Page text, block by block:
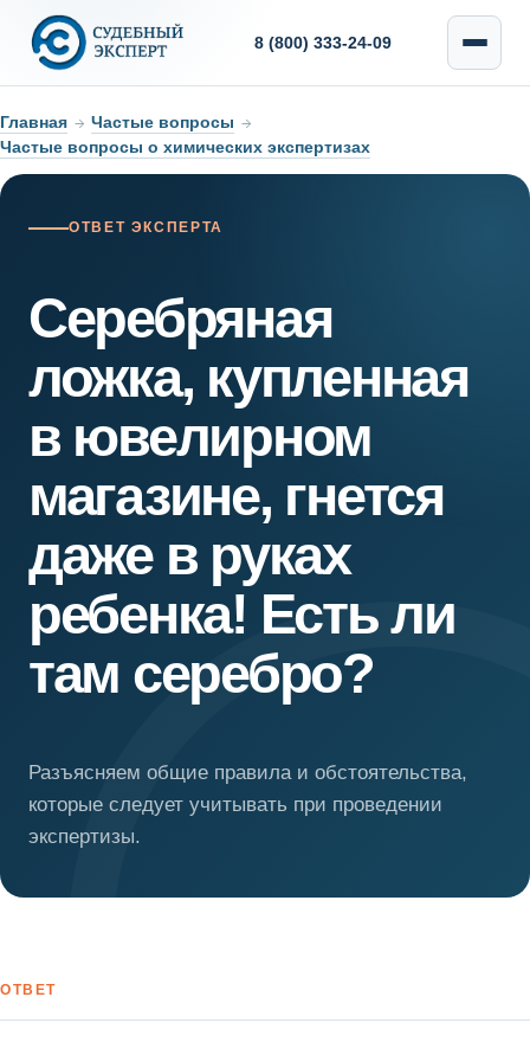
8 (800) 333-24-09
Главная → Частые вопросы →
Частые вопросы о химических экспертизах
ОТВЕТ ЭКСПЕРТА
Серебряная
ложка, купленная
в ювелирном
магазине, гнется
даже в руках
ребенка! Есть ли
там серебро?
Разъясняем общие правила и обстоятельства,
которые следует учитывать при проведении
экспертизы.
ОТВЕТ